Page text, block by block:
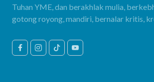
Tuhan YME, dan berakhlak mulia,
gotong royong, mandiri, bernalar kritis,